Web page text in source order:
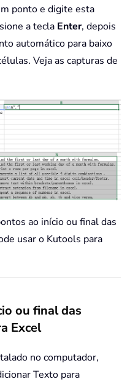
ponto e digite esta
a tecla Enter, depois
automático para baixo
Veja as capturas de
ao início ou final das
usar o Kutools para
ou final das
Excel
no computador,
Texto para